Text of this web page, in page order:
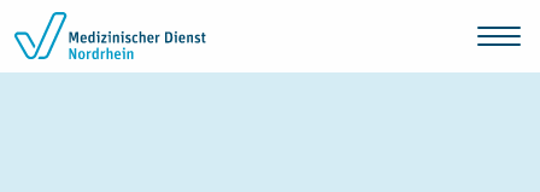
Zum Inhalt springen